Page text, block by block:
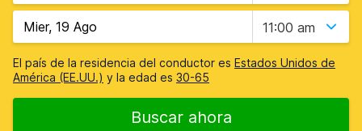
11:00 am
El país de la residencia del conductor es Estados Unidos de
América (EE.UU.) y la edad es 30-65
Buscar ahora